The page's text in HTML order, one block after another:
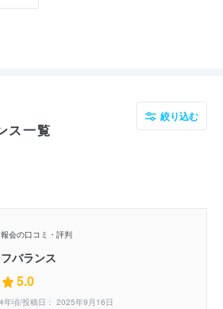
ス一覧
絞り込む
会の口コミ・評判
バランス
5.0
年頃/投稿日： 2025年9月16日